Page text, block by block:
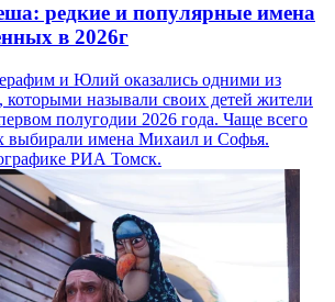
редкие и популярные имена
в 2026г
и Юлий оказались одними из
называли своих детей жители
полугодии 2026 года. Чаще всего
выбирали имена Михаил и Софья.
РИА Томск.